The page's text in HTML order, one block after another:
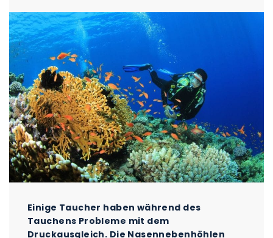
Einige Taucher haben während des
Tauchens Probleme mit dem
Druckausgleich. Die Nasennebenhöhlen